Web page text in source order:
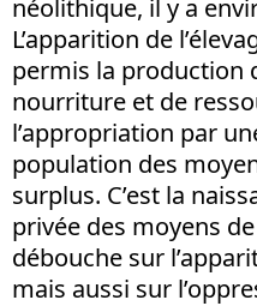
néolithique, il y a
L’apparition de
permis la production
nourriture et de
l’appropriation par
population des
surplus. C’est la
privée des moyens
débouche sur
mais aussi sur